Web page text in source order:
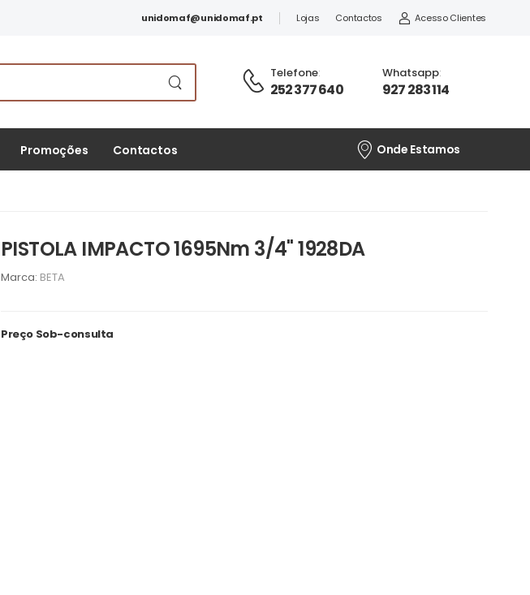
unidomaf@unidomaf.pt Lojas Contactos Acesso Clientes
Telefone:
252 377 640
Whatsapp:
927 283 114
Promoções Contactos Onde Estamos
PISTOLA IMPACTO 1695Nm 3/4" 1928DA
Marca: BETA
Preço Sob-consulta